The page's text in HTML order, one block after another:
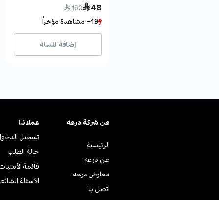
 48
Price reduced from
 160
to
49+ مشاهدة مؤخراً
22+ بيع مؤخراً
49+ مشاهدة مؤخراً
22+ بيع مؤخراً
إضافة للسلة
الرئيسية
عن درعه
معارض درعه
اتصل بنا
عن ﺷﺮﻛﺔ درﻋﻪ
تسجيل
حالة الطلب
قائمة الأمنيات
الأسئلة
عملائنا